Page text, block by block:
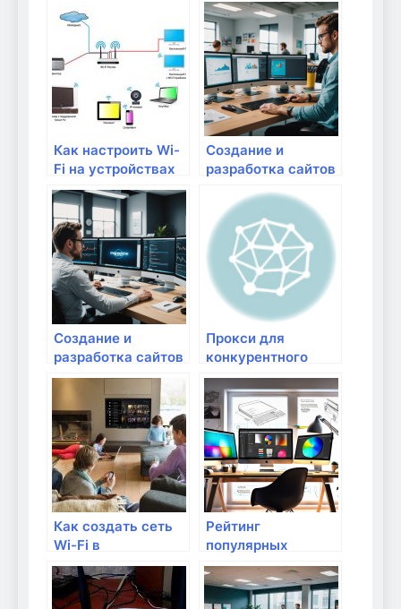
купить
оригинальные
товары онлайн
что нового
Как настроить Wi-
Fi на устройствах
Apple (iPhone, iPad,
MacBook)
Создание и
разработка сайтов
Halikov Studio —
надежный партнер
в Уфе
Создание и
разработка сайтов
под ключ от веб-
студии Halikov
Studio: качество и
инновации с 2009
года
Прокси для
конкурентного
анализа —
мониторинг цен,
акций и карточек
товаров по
расписанию
Как создать сеть
Wi-Fi в
общественном
месте
Рейтинг
популярных
устройств для
обработки видео в
сети